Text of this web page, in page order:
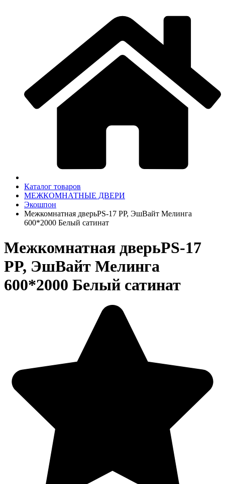
Каталог товаров
МЕЖКОМНАТНЫЕ ДВЕРИ
Экошпон
Межкомнатная дверьPS-17 PP, ЭшВайт Мелинга
600*2000 Белый сатинат
Межкомнатная дверьPS-17
PP, ЭшВайт Мелинга
600*2000 Белый сатинат